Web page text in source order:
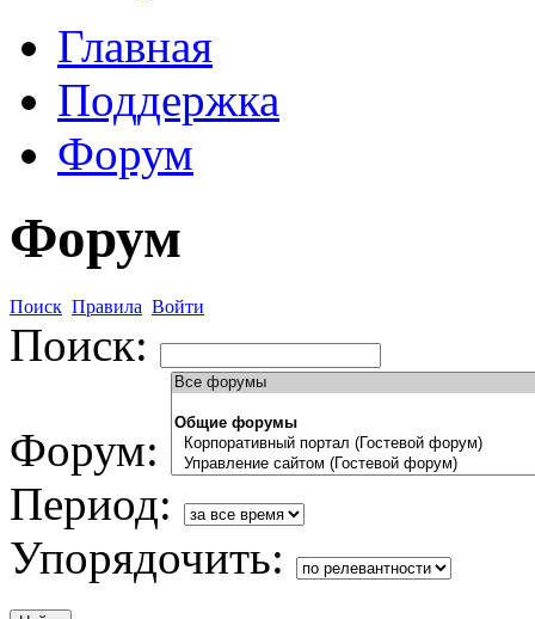
Главная
Поддержка
Форум
Форум
Поиск Правила Войти
Поиск:
Форум:
Период:
Упорядочить: